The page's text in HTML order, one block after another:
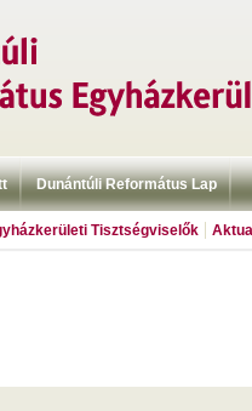
Dunántúli Református Lap
Tisztségviselők